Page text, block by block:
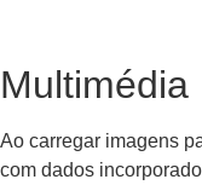
Multimédia
Ao carregar imagens
com dados